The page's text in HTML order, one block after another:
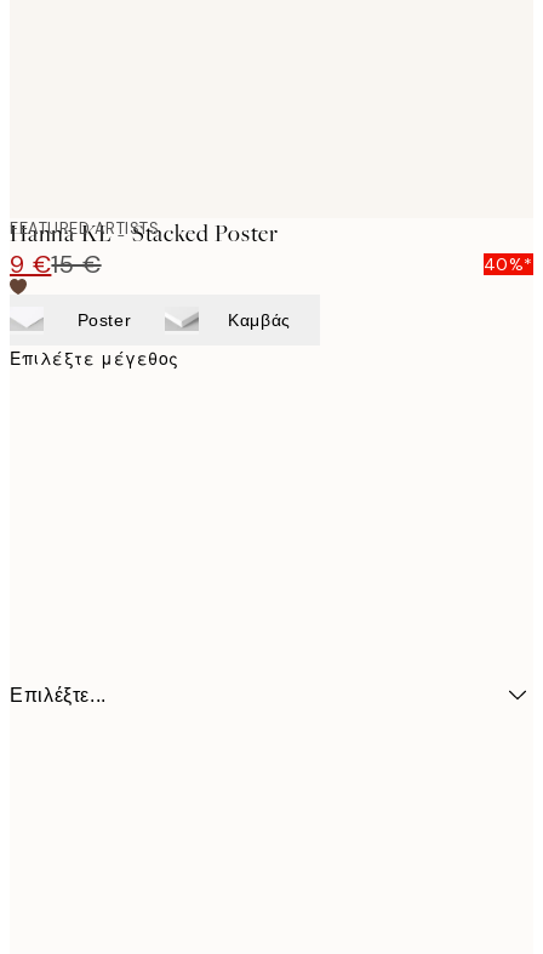
FEATURED ARTISTS
Hanna KL - Stacked Poster
9 €15 € 40%*
Poster Καμβάς
Επιλέξτε μέγεθος
Επιλέξτε...